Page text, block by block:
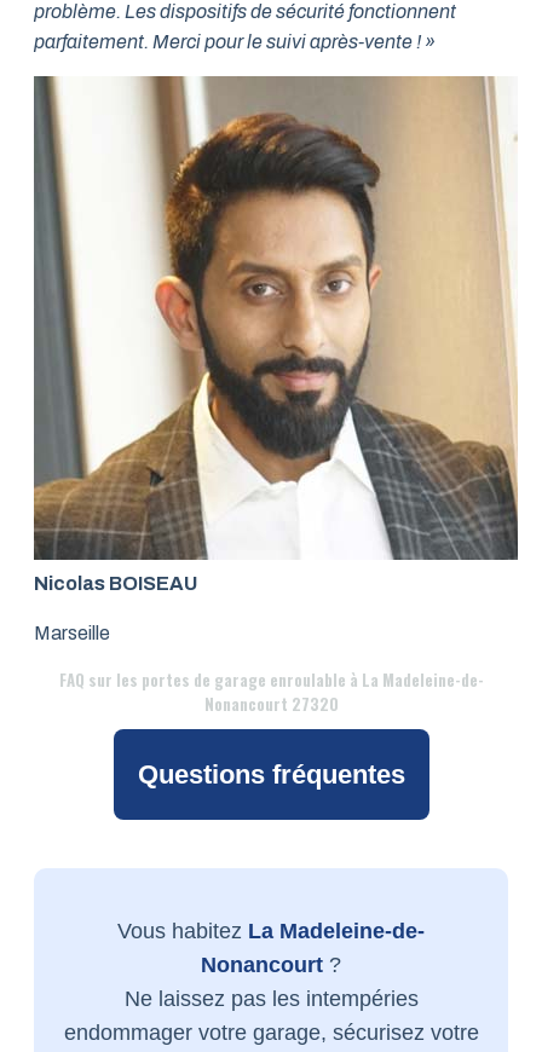
problème. Les dispositifs de sécurité fonctionnent
parfaitement. Merci pour le suivi après-vente ! »
Nicolas BOISEAU
Marseille
FAQ sur les portes de garage enroulable à La Madeleine-de-
Nonancourt 27320
Questions fréquentes
Vous habitez La Madeleine-de-
Nonancourt ?
Ne laissez pas les intempéries
endommager votre garage, sécurisez votre